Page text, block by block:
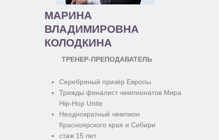
МАРИНА
ВЛАДИМИРОВНА
КОЛОДКИНА
ТРЕНЕР-ПРЕПОДАВАТЕЛЬ
Серебряный призёр Европы
Трижды финалист чемпионатов Мира
Hip-Hop Unite
Неоднократный чемпион
Красноярского края и Сибири
стаж 15 лет